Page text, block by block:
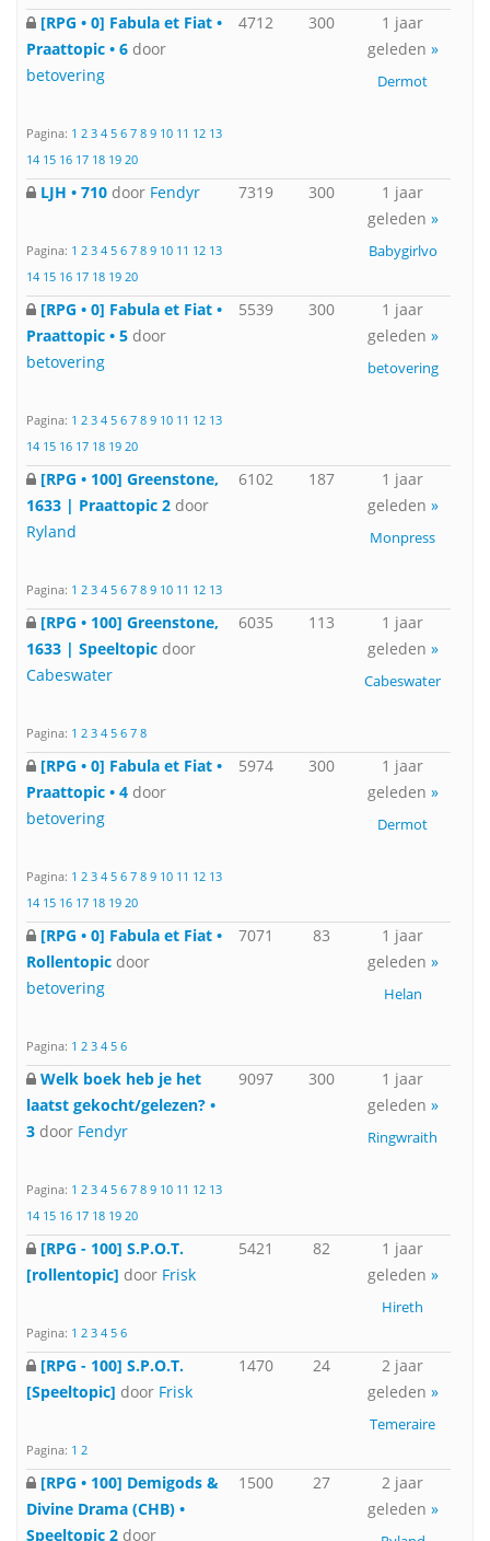
[RPG • 0] Fabula et Fiat •
Praattopic • 6 door
betovering
Pagina: 1 2 3 4 5 6 7 8 9 10 11 12 13
14 15 16 17 18 19 20
4712 300
1 jaar
geleden »
Dermot
LJH • 710 door Fendyr
Pagina: 1 2 3 4 5 6 7 8 9 10 11 12 13
14 15 16 17 18 19 20
7319 300
1 jaar
geleden »
Babygirlvo
[RPG • 0] Fabula et Fiat •
Praattopic • 5 door
betovering
Pagina: 1 2 3 4 5 6 7 8 9 10 11 12 13
14 15 16 17 18 19 20
5539 300
1 jaar
geleden »
betovering
[RPG • 100] Greenstone,
1633 | Praattopic 2 door
Ryland
Pagina: 1 2 3 4 5 6 7 8 9 10 11 12 13
6102 187
1 jaar
geleden »
Monpress
[RPG • 100] Greenstone,
1633 | Speeltopic door
Cabeswater
Pagina: 1 2 3 4 5 6 7 8
6035 113
1 jaar
geleden »
Cabeswater
[RPG • 0] Fabula et Fiat •
Praattopic • 4 door
betovering
Pagina: 1 2 3 4 5 6 7 8 9 10 11 12 13
14 15 16 17 18 19 20
5974 300
1 jaar
geleden »
Dermot
[RPG • 0] Fabula et Fiat •
Rollentopic door
betovering
Pagina: 1 2 3 4 5 6
7071 83
1 jaar
geleden »
Helan
Welk boek heb je het
laatst gekocht/gelezen? •
3 door Fendyr
Pagina: 1 2 3 4 5 6 7 8 9 10 11 12 13
14 15 16 17 18 19 20
9097 300
1 jaar
geleden »
Ringwraith
[RPG - 100] S.P.O.T.
[rollentopic] door Frisk
Pagina: 1 2 3 4 5 6
5421 82
1 jaar
geleden »
Hireth
[RPG - 100] S.P.O.T.
[Speeltopic] door Frisk
Pagina: 1 2
1470 24
2 jaar
geleden »
Temeraire
[RPG • 100] Demigods &
Divine Drama (CHB) •
Speeltopic 2 door
1500 27
2 jaar
geleden »